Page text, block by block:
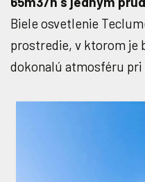
Biele osvetlenie
prostredie, v ktorom je
dokonalú atmosféru pri